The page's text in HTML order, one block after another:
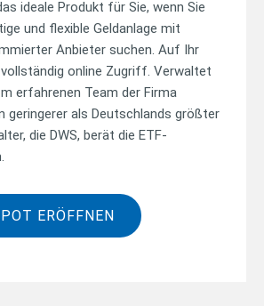
ideale Produkt für Sie, wenn Sie
und flexible Geldanlage mit
Anbieter suchen. Auf Ihr
online Zugriff. Verwaltet
erfahrenen Team der Firma
geringerer als Deutschlands größter
die DWS, berät die ETF-
ERÖFFNEN